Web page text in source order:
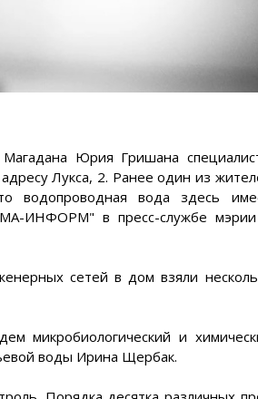
Юрия Гришана
Лукса, 2. Ранее один из
водопроводная вода здесь
ИНФОРМ" в пресс-службе мэрии
сетей в дом взяли
микробиологический и
воды Ирина Щербак.